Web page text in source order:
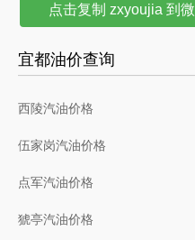
点击复制 zxyoujia 到
宜都油价查询
西陵汽油价格
伍家岗汽油价格
点军汽油价格
猇亭汽油价格